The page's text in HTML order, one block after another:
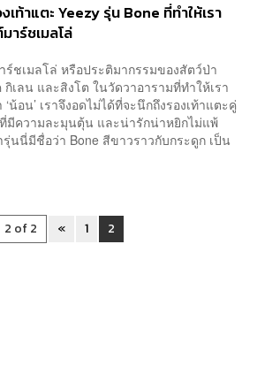
ท้าแตะ Yeezy รุ่น Bone ที่ทำให้เรา
าร์ชเมลโล่
ชเมลโล่ หรือประติมากรรมของสัตว์ป่า
ลน และสิงโต ในวัดวาอารามที่ทำให้เรา
น้อน’ เราจึงอดไม่ได้ที่จะนึกถึงรองเท้าแตะคู่
มีความละมุนตุ้น และน่ารักน่าหยิกไม่แพ้
นนี่มีชื่อว่า Bone สีขาวราวกับกระดูก เป็น
2 of 2 « 1 2